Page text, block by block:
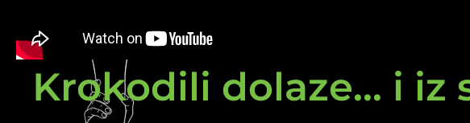
Krokodili dolaze... i iz